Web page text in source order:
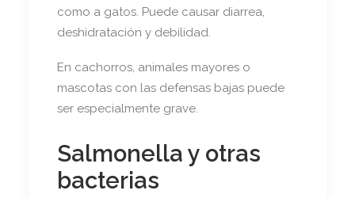
como a gatos. Puede causar diarrea,
deshidratación y debilidad.
En cachorros, animales mayores o
mascotas con las defensas bajas puede
ser especialmente grave.
Salmonella y otras
bacterias